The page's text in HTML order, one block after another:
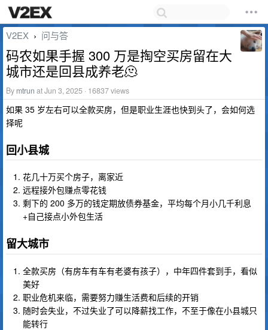
V2EX › 问与答
码农如果手握 300 万是掏空买房留在大
城市还是回县成养老🫠
By mtrun at Jun 3, 2025 · 16837 views
如果 35 岁左右可以全款买房，但是职业生涯也快到头了，会如何选
择呢
回小县城
花几十万买个房子，离家近
远程接外包赚点零花钱
剩下的 200 多万的钱定期放债券基金，平均每个月小几千利息
+自己接点小外包生活
留大城市
全款买房（有房车有车有老婆有孩子），中年四件套到手，看似
美好
职业危机来临，需要努力赚生活费和后续的开销
随时会失业，不过失业了可以降薪找工作，不至于像在小县城只
能转行